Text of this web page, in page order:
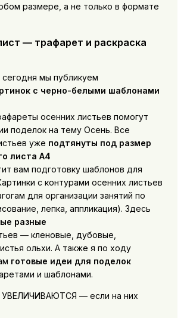
размере, а не только в формате
— трафарет и раскраска
мы публикуем
с черно-белыми шаблонами
осенних листьев помогут
поделок на тему Осень. Все
уже подтянуты под размер
листа А4
вам подготовку шаблонов для
с контурами осенних листьев
для организации занятий по
лепка, аппликация). Здесь
разные
— кленовые, дубовые,
ольхи. А также я по ходу
готовые идеи для поделок
и шаблонами.
УВЕЛИЧИВАЮТСЯ — если на них